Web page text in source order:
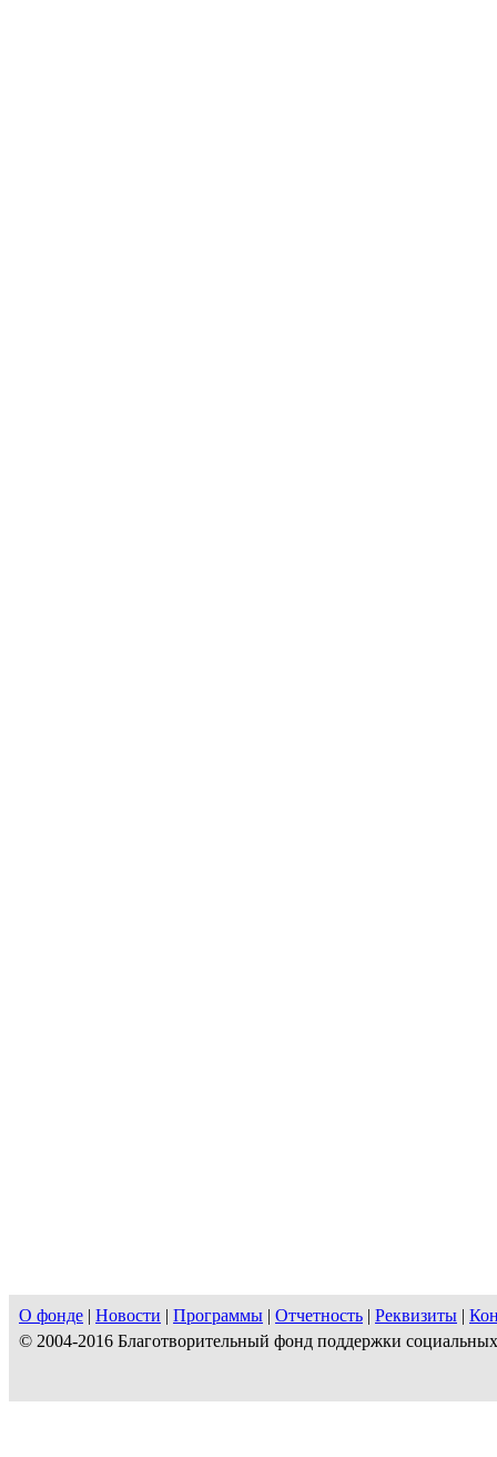
О фонде | Новости | Программы | Отчетность | Реквизиты |
© 2004-2016 Благотворительный фонд поддержки